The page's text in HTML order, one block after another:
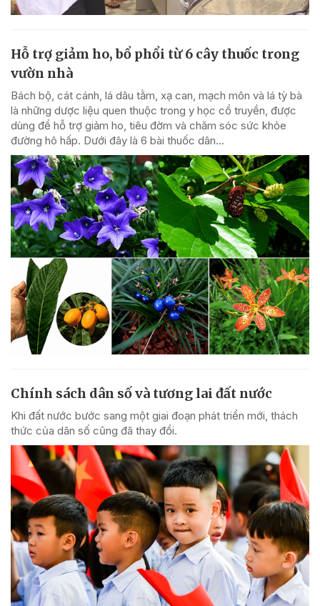
Hỗ trợ giảm ho, bổ phổi từ 6 cây thuốc trong
vườn nhà
Bách bộ, cát cánh, lá dâu tằm, xạ can, mạch môn và lá tỳ bà
là những dược liệu quen thuộc trong y học cổ truyền, được
dùng để hỗ trợ giảm ho, tiêu đờm và chăm sóc sức khỏe
đường hô hấp. Dưới đây là 6 bài thuốc dân...
Chính sách dân số và tương lai đất nước
Khi đất nước bước sang một giai đoạn phát triển mới, thách
thức của dân số cũng đã thay đổi.